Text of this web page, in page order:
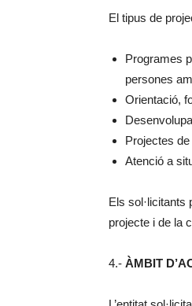
El tipus de
Programes
persones
Orientació,
Projectes
Atenció a
Els sol·licitants
projecte i de la
4.- ÀMBIT